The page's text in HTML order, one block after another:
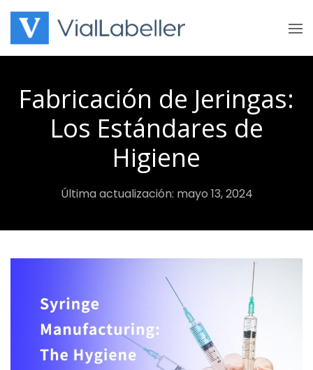
Skip
content
Fabricación de Jeringas:
Los Estándares de
Higiene
Última actualización: mayo 13, 2024